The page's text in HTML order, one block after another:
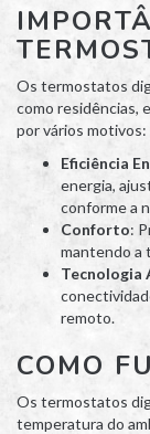
Os termostatos
como residências,
por vários motivos:
Eficiência
energia,
conforme a
Conforto:
mantendo a
Tecnologia
remoto.
COMO
Os termostatos
temperatura do